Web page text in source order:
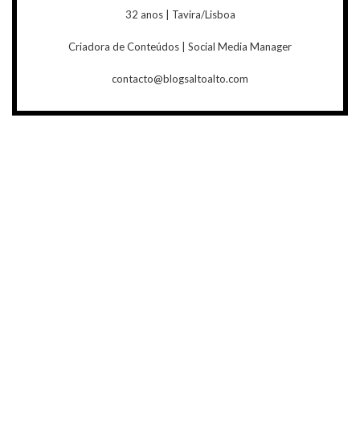
32 anos | Tavira/Lisboa
Criadora de Conteúdos | Social Media Manager
contacto@blogsaltoalto.com